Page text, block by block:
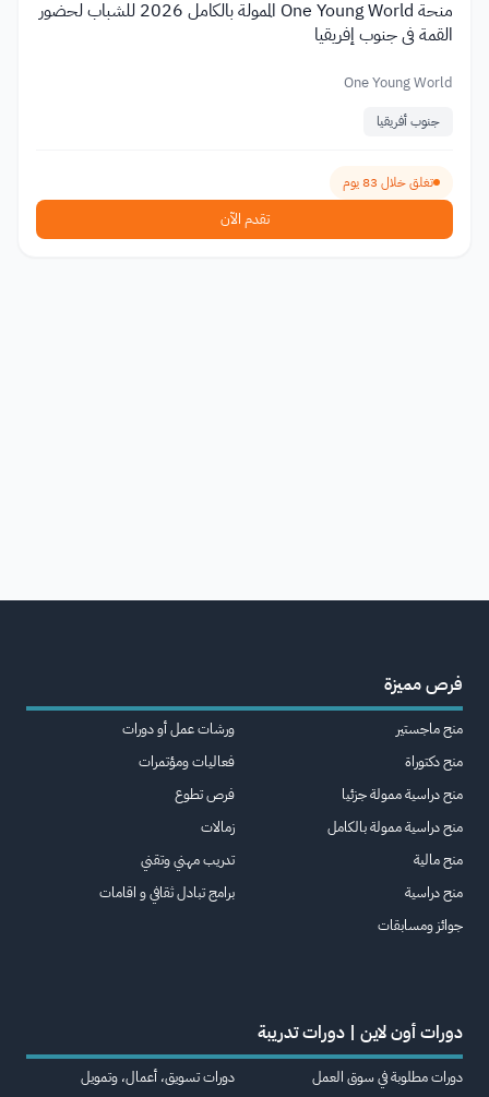
منحة One Young World الممولة بالكامل 2026 للشباب لحضور
القمة في جنوب إفريقيا
One Young World
جنوب أفريقيا
تغلق خلال 83 يوم
تقدم الآن
فرص مميزة
منح ماجستير
منح دكتوراة
منح دراسية ممولة جزئيا
منح دراسية ممولة بالكامل
منح مالية
منح دراسية
جوائز ومسابقات
ورشات عمل أو دورات
فعاليات ومؤتمرات
فرص تطوع
زمالات
تدريب مهني وتقني
برامج تبادل ثقافي و اقامات
دورات أون لاين | دورات تدريبة
دورات مطلوبة في سوق العمل
دورات تسويق، أعمال، وتمويل